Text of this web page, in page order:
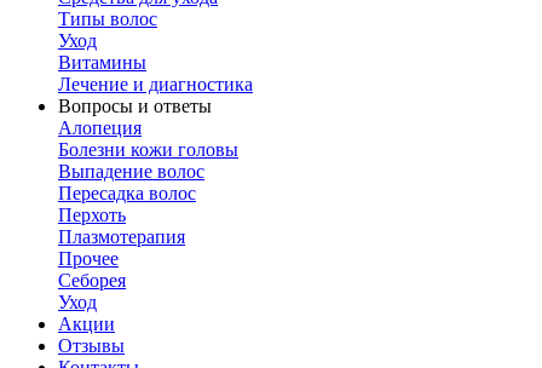
Типы волос
Уход
Витамины
Лечение и диагностика
Вопросы и ответы
Алопеция
Болезни кожи головы
Выпадение волос
Пересадка волос
Перхоть
Плазмотерапия
Прочее
Себорея
Уход
Акции
Отзывы